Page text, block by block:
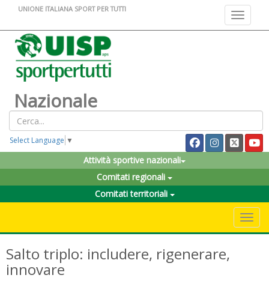
Toggle
UNIONE ITALIANA SPORT PER TUTTI
Nazionale
Select Language ▼
Attività sportive nazionali
Comitati regionali
Comitati territoriali
Salto triplo: includere, rigenerare,
innovare